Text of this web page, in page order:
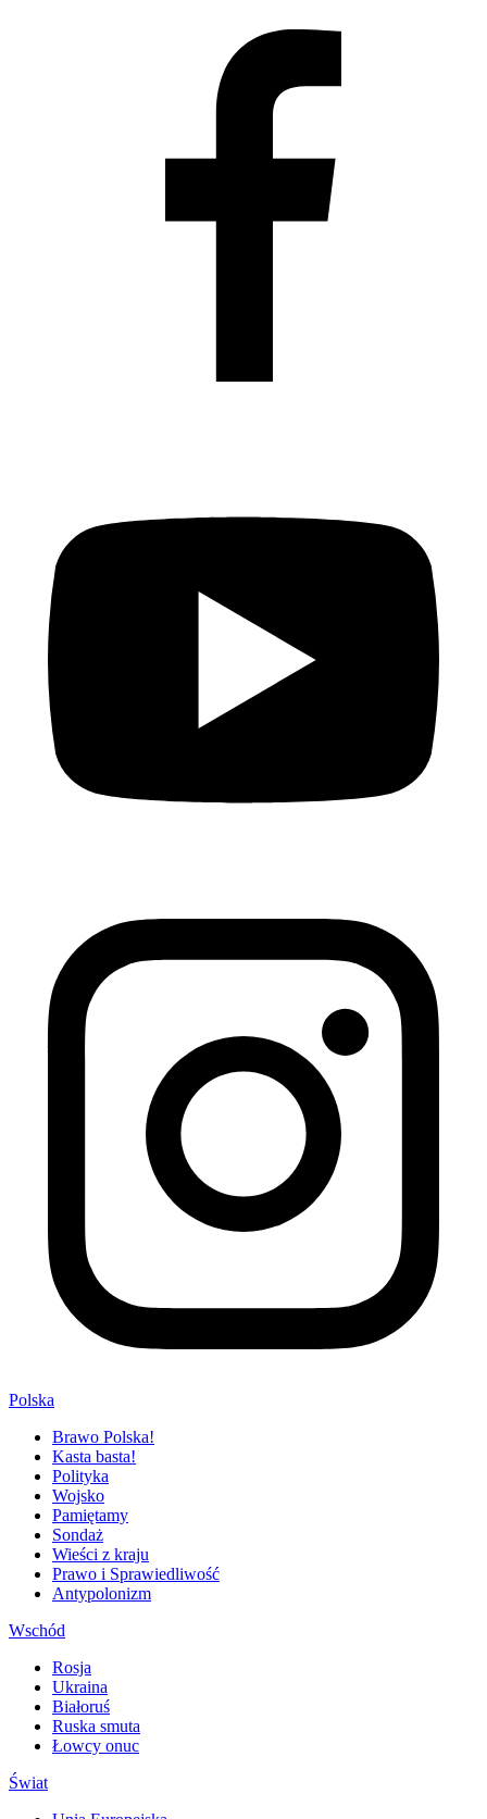
Polska
Brawo Polska!
Kasta basta!
Polityka
Wojsko
Pamiętamy
Sondaż
Wieści z kraju
Prawo i Sprawiedliwość
Antypolonizm
Wschód
Rosja
Ukraina
Białoruś
Ruska smuta
Łowcy onuc
Świat